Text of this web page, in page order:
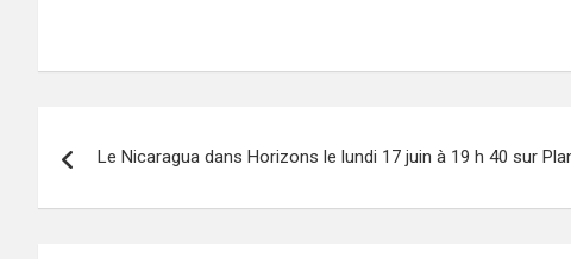
de
Le Nicaragua dans Horizons le lundi 17 juin à 19 h 40 sur